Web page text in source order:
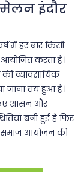
इंदौर
में हर बार किसी
करता है।
व्यावसायिक
जाना तय हुआ है।
शासन और
बनी हुई है फिर
समाज आयोजन की